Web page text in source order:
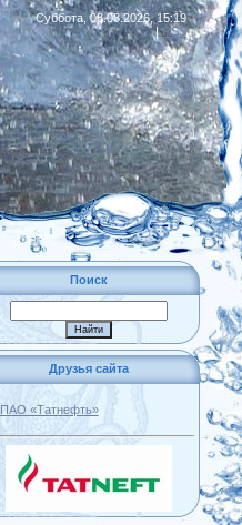
Суббота, 08.08.2026, 15:19
|RSS
Поиск
Друзья сайта
ПАО «Татнефть»